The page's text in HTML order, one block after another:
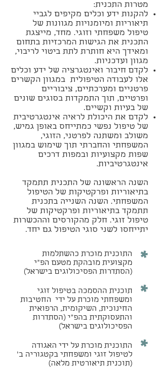
מטרות התכנית:
להקנות ידע וכלים מקיפים לגביי
תיאוריות ומיומנויות מגוונות של
טיפול משפחתי וזוגי. מחד, מייצגת
התכנית את הגישות המרכזיות בתחום
ומאידך היא חותרת לתת ביטוי לריבוי,
מגוון ועדכניות.
לקדם חיבור ואינטגרציה של ידע וכלים
אלו לעבודה הטיפולית במגוון הקשרים
פרטניים ומערכתיים, ציבוריים
ופרטיים, תוך התמקדות בסוגים שונים
של בעיות וקשיים.
לקדם את היכולת לראיה אינטגרטיבית
של טיפול נפשי כמתייחס באופן גמיש,
משולב ומשתנה לפרטני, הזוגי,
המשפחתי והחברתי תוך שימוש במגוון
שפות מקצועיות ובמפות דרכים
אינטגרטיביות.
השנה הראשונה של התכנית תתמקד
בתיאוריות ופרקטיקות של הטיפול
המשפחתי. השנה השנייה בתכנית
תתמקד בתיאוריות ופרקטיקות של
טיפול זוגי. חלק מהקורסים וההכשרות
יתייחסו לשני סוגי הטיפול גם יחד.
התוכנית מוכרת כהשתלמות
מקצועית מובהקת מטעם הפ"י
(הסתדרות הפסיכולוגים בישראל)
תוכנית ההסמכה בטיפול זוגי
ומשפחתי מוכרת על ידי החטיבות
החינוכית, השיקומית, הרפואית
והתעסוקתית בהפ"י (הסתדרות
הפסיכולוגים בישראל)
התוכנית מוכרת על ידי האגודה
לטיפול זוגי ומשפחתי בקטגוריה ב׳
(תוכנית תיאורטית מלאה)
*
*
*